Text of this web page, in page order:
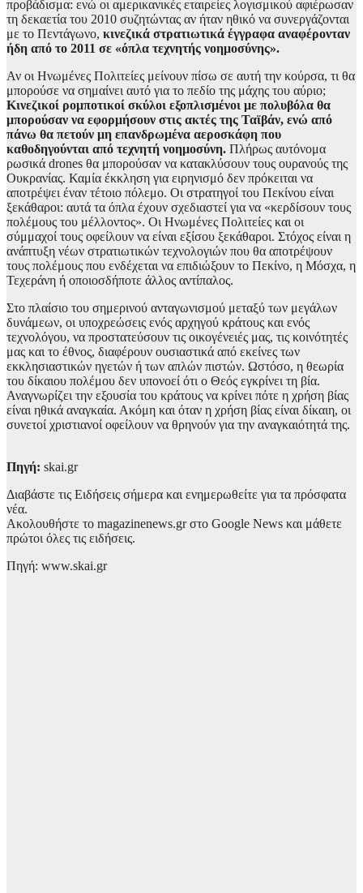
προβάδισμα: ενώ οι αμερικανικές εταιρείες λογισμικού αφιέρωσαν
τη δεκαετία του 2010 συζητώντας αν ήταν ηθικό να συνεργάζονται
με το Πεντάγωνο, κινεζικά στρατιωτικά έγγραφα αναφέρονταν
ήδη από το 2011 σε «όπλα τεχνητής νοημοσύνης».
Αν οι Ηνωμένες Πολιτείες μείνουν πίσω σε αυτή την κούρσα, τι θα
μπορούσε να σημαίνει αυτό για το πεδίο της μάχης του αύριο;
Κινεζικοί ρομποτικοί σκύλοι εξοπλισμένοι με πολυβόλα θα
μπορούσαν να εφορμήσουν στις ακτές της Ταϊβάν, ενώ από
πάνω θα πετούν μη επανδρωμένα αεροσκάφη που
καθοδηγούνται από τεχνητή νοημοσύνη. Πλήρως αυτόνομα
ρωσικά drones θα μπορούσαν να κατακλύσουν τους ουρανούς της
Ουκρανίας. Καμία έκκληση για ειρηνισμό δεν πρόκειται να
αποτρέψει έναν τέτοιο πόλεμο. Οι στρατηγοί του Πεκίνου είναι
ξεκάθαροι: αυτά τα όπλα έχουν σχεδιαστεί για να «κερδίσουν τους
πολέμους του μέλλοντος». Οι Ηνωμένες Πολιτείες και οι
σύμμαχοί τους οφείλουν να είναι εξίσου ξεκάθαροι. Στόχος είναι η
ανάπτυξη νέων στρατιωτικών τεχνολογιών που θα αποτρέψουν
τους πολέμους που ενδέχεται να επιδιώξουν το Πεκίνο, η Μόσχα, η
Τεχεράνη ή οποιοσδήποτε άλλος αντίπαλος.
Στο πλαίσιο του σημερινού ανταγωνισμού μεταξύ των μεγάλων
δυνάμεων, οι υποχρεώσεις ενός αρχηγού κράτους και ενός
τεχνολόγου, να προστατεύσουν τις οικογένειές μας, τις κοινότητές
μας και το έθνος, διαφέρουν ουσιαστικά από εκείνες των
εκκλησιαστικών ηγετών ή των απλών πιστών. Ωστόσο, η θεωρία
του δίκαιου πολέμου δεν υπονοεί ότι ο Θεός εγκρίνει τη βία.
Αναγνωρίζει την εξουσία του κράτους να κρίνει πότε η χρήση βίας
είναι ηθικά αναγκαία. Ακόμη και όταν η χρήση βίας είναι δίκαιη, οι
συνετοί χριστιανοί οφείλουν να θρηνούν για την αναγκαιότητά της.
Πηγή: skai.gr
Διαβάστε τις Ειδήσεις σήμερα και ενημερωθείτε για τα πρόσφατα
νέα.
Ακολουθήστε το magazinenews.gr στο Google News και μάθετε
πρώτοι όλες τις ειδήσεις.
Πηγή: www.skai.gr